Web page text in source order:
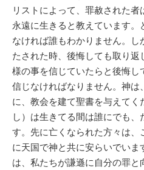
リストによって、罪赦された
永遠に生きると教えています
なければ誰もわかりません。
たされた時、後悔しても取り
様の事を信じていたらと後悔し
信じなければなりません。神は
に、教会を建て聖書を与えて
し）は生きてる間は誰にでも
す。先に亡くなられた方々は
に天国で神と共に安らいでいま
は、私たちが謙遜に自分の罪と